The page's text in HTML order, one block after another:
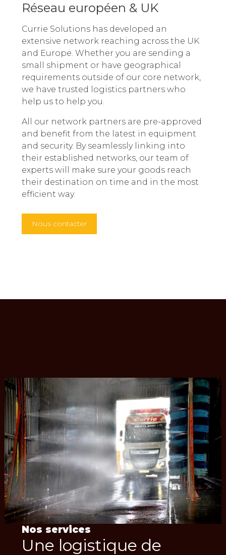
Réseau européen & UK
Currie Solutions has developed an
extensive network reaching across the UK
and Europe. Whether you are sending a
small shipment or have geographical
requirements outside of our core network,
we have trusted logistics partners who
help us to help you.
All our network partners are pre-approved
and benefit from the latest in equipment
and security. By seamlessly linking into
their established networks, our team of
experts will make sure your goods reach
their destination on time and in the most
efficient way.
Nous contacter
Nos services
Une logistique de